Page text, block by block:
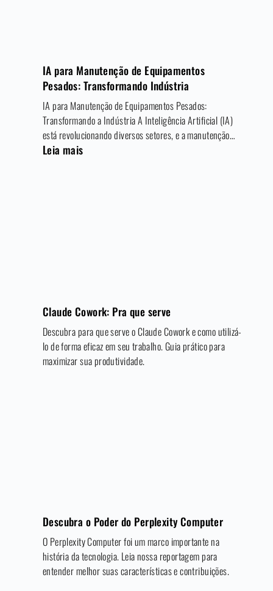
IA para Manutenção de Equipamentos
Pesados: Transformando Indústria
IA para Manutenção de Equipamentos Pesados:
Transformando a Indústria A Inteligência Artificial (IA)
está revolucionando diversos setores, e a manutenção…
Leia mais
Claude Cowork: Pra que serve
Descubra para que serve o Claude Cowork e como utilizá-
lo de forma eficaz em seu trabalho. Guia prático para
maximizar sua produtividade.
Descubra o Poder do Perplexity Computer
O Perplexity Computer foi um marco importante na
história da tecnologia. Leia nossa reportagem para
entender melhor suas características e contribuições.